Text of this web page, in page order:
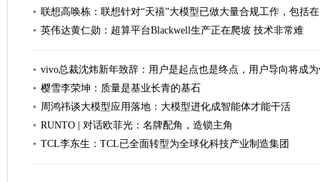
联想高唤栋：联想针对“天禧”大模型已做大量合规工作，包括
英伟达黄仁勋：超算平台Blackwell生产正在爬坡 技术非常难
vivo总裁沈炜新年致辞：用户是起点也是终点，用户导向将成
樱雪李荣坤：质量是基业长青的基石
周鸿祎谈大模型应用落地：大模型进化成智能体才能干活
RUNTO | 对话欧菲光：名牌配角，造锁主角
TCL李东生：TCL已全面转型为全球化科技产业制造集团